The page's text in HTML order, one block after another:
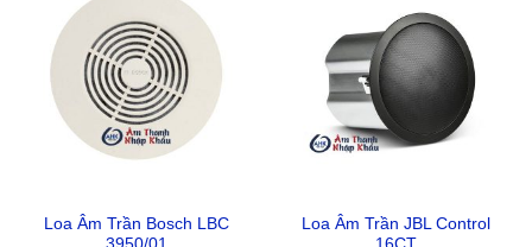
Loa Âm Trần Bosch LBC
Loa Âm Trần JBL Control